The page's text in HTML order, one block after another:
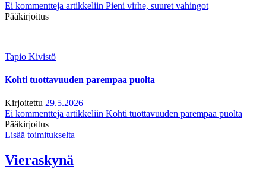
Ei kommentteja artikkeliin Pieni virhe, suuret vahingot
Pääkirjoitus
Tapio Kivistö
Kohti tuottavuuden parempaa puolta
Kirjoitettu 29.5.2026
Ei kommentteja artikkeliin Kohti tuottavuuden parempaa puolta
Pääkirjoitus
Lisää toimitukselta
Vieraskynä